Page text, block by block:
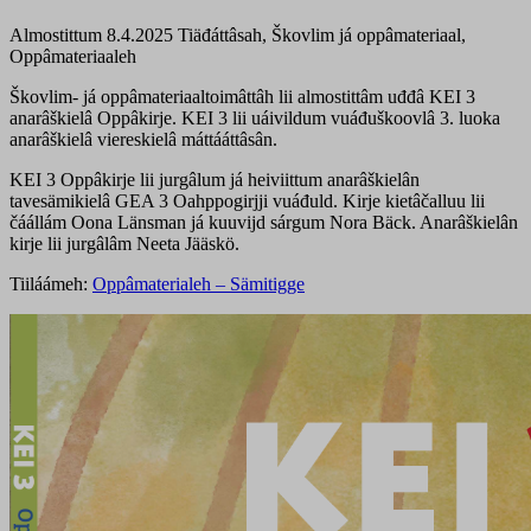
Almostittum 8.4.2025 Tiäđáttâsah, Škovlim já oppâmateriaal,
Oppâmateriaaleh
Škovlim- já oppâmateriaaltoimâttâh lii almostittâm uđđâ KEI 3
anarâškielâ Oppâkirje. KEI 3 lii uáivildum vuáđuškoovlâ 3. luoka
anarâškielâ viereskielâ máttááttâsân.
KEI 3 Oppâkirje lii jurgâlum já heiviittum anarâškielân
tavesämikielâ GEA 3 Oahppogirjji vuáđuld. Kirje kietâčalluu lii
čáállám Oona Länsman já kuuvijd sárgum Nora Bäck. Anarâškielân
kirje lii jurgâlâm Neeta Jääskö.
Tiiláámeh: Oppâmaterialeh – Sämitigge